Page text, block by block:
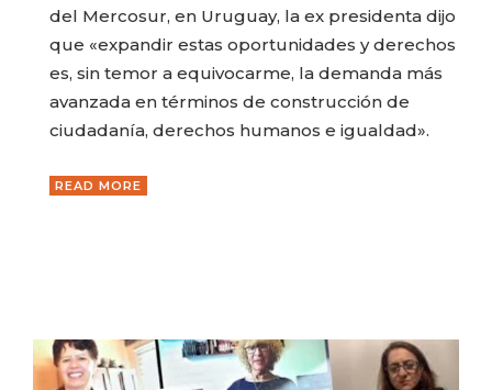
del Mercosur, en Uruguay, la ex presidenta dijo
que «expandir estas oportunidades y derechos
es, sin temor a equivocarme, la demanda más
avanzada en términos de construcción de
ciudadanía, derechos humanos e igualdad».
READ MORE